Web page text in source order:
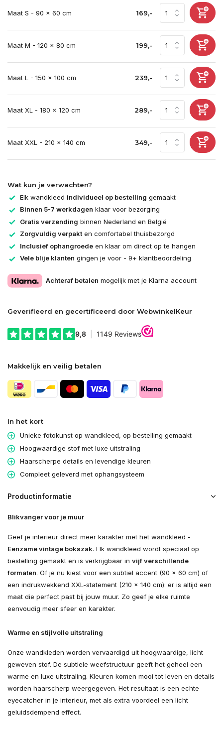
Maat S - 90 x 60 cm 169,-
Maat M - 120 x 80 cm 199,-
Maat L - 150 x 100 cm 239,-
Maat XL - 180 x 120 cm 289,-
Maat XXL - 210 x 140 cm 349,-
Wat kun je verwachten?
Elk wandkleed individueel op bestelling gemaakt
Binnen 5-7 werkdagen klaar voor bezorging
Gratis verzending binnen Nederland en België
Zorgvuldig verpakten comfortabel thuisbezorgd
Inclusief ophangroede en klaar om direct op te hangen
Vele blije klanten gingen je voor - 9+ klantbeoordeling
Achteraf betalen mogelijk met je Klarna account
Geverifieerd en gecertificeerd door WebwinkelKeur
Makkelijk en veilig betalen
In het kort
Unieke fotokunst op wandkleed, op bestelling gemaakt
Hoogwaardige stof met luxe uitstraling
Haarscherpe details en levendige kleuren
Compleet geleverd met ophangsysteem
Productinformatie
Blikvanger voor je muur
Geef je interieur direct meer karakter met het wandkleed -
Eenzame vintage bokszak. Elk wandkleed wordt speciaal op
bestelling gemaakt en is verkrijgbaar in vijf verschillende
formaten. Of je nu kiest voor een subtiel accent (90 × 60 cm) of
een indrukwekkend XXL-statement (210 × 140 cm): er is altijd een
maat die perfect past bij jouw muur. Zo geef je elke ruimte
eenvoudig meer sfeer en karakter.
Warme en stijlvolle uitstraling
Onze wandkleden worden vervaardigd uit hoogwaardige, licht
geweven stof. De subtiele weefstructuur geeft het geheel een
warme en luxe uitstraling. Kleuren komen mooi tot leven en details
worden haarscherp weergegeven. Het resultaat is een echte
eyecatcher in je interieur, met als extra voordeel een licht
geluidsdempend effect.